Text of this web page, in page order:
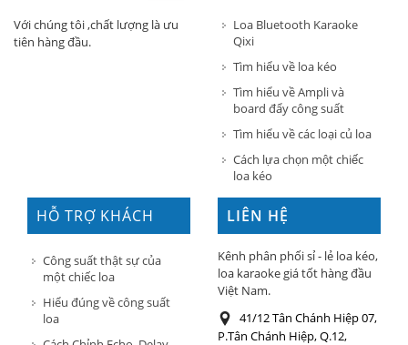
Với chúng tôi ,chất lượng là ưu
tiên hàng đầu.
Loa Bluetooth Karaoke
Qixi
Tìm hiểu về loa kéo
Tìm hiểu về Ampli và
board đẩy công suất
Tìm hiểu về các loại củ loa
Cách lựa chọn một chiếc
loa kéo
HỖ TRỢ KHÁCH
HÀNG
Công suất thật sự của
một chiếc loa
Hiểu đúng về công suất
loa
LIÊN HỆ
Kênh phân phối sỉ - lẻ loa kéo,
loa karaoke giá tốt hàng đầu
Việt Nam.
41/12 Tân Chánh Hiệp 07,
P.Tân Chánh Hiệp, Q.12,